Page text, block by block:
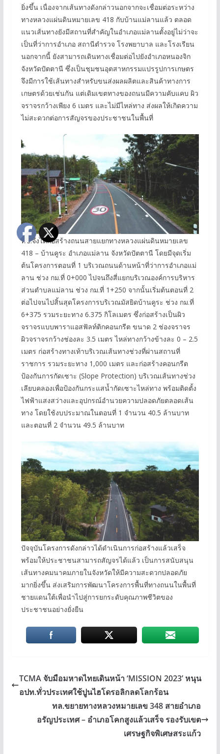
ยิ่งขึ้น เนื่องจากเส้นทางดังกล่าวนอกจากจะเชื่อมต่อระหว่าง
ทางหลวงแผ่นดินหมายเลข 418 กับบ้านแม่ลานแล้ว ตลอด
แนวเส้นทางยังมีสถานที่สำคัญในอำเภอแม่ลานตั้งอยู่ไม่ว่าจะ
เป็นที่ว่าการอำเภอ สถานีตำรวจ โรงพยาบาล และโรงเรียน
นอกจากนี้ ยังสามารถเดินทางเชื่อมต่อไปยังอำเภอหนองจิก
จังหวัดปัตตานี ซึ่งเป็นชุมชนอุตสาหกรรมแปรรูปการเกษตร
จึงมีการใช้เส้นทางสำหรับขนส่งผลผลิตและสินค้าทางการ
เกษตรด้วยเช่นกัน แต่เดิมเขตทางของถนนมีความคับแคบ ผิว
จราจรกว้างเพียง 6 เมตร และไม่มีไหล่ทาง ส่งผลให้เกิดความ
ไม่สะดวกต่อการสัญจรของประชาชนในพื้นที่
ทช.จึงได้ก่อสร้างถนนสายแยกทางหลวงแผ่นดินหมายเลข
418 – บ้านคูระ อำเภอแม่ลาน จังหวัดปัตตานี โดยมีจุดเริ่ม
ต้นโครงการตอนที่ 1 บริเวณถนนด้านหน้าที่ว่าการอำเภอแม่
ลาน ช่วง กม.ที่ 0+000 ไปจนถึงสี่แยกบริเวณองค์การบริหาร
ส่วนตำบลแม่ลาน ช่วง กม.ที่ 1+250 จากนั้นเริ่มต้นตอนที่ 2
ต่อไปจนไปสิ้นสุดโครงการบริเวณมัสยิดบ้านคูระ ช่วง กม.ที่
6+375 รวมระยะทาง 6.375 กิโลเมตร ซึ่งก่อสร้างเป็นผิว
จราจรแบบพาราแอสฟัลท์ติกคอนกรีต ขนาด 2 ช่องจราจร
ผิวจราจรกว้างช่องละ 3.5 เมตร ไหล่ทางกว้างข้างละ 0 – 2.5
เมตร ก่อสร้างทางเท้าบริเวณเส้นทางช่วงที่ผ่านสถานที่
ราชการ รวมระยะทาง 1,000 เมตร และก่อสร้างคอนกรีต
ป้องกันการกัดเซาะ (Slope Protection) บริเวณเส้นทางช่วง
เลียบคลองเพื่อป้องกันกระแสน้ำกัดเซาะไหล่ทาง พร้อมติดตั้ง
ไฟฟ้าแสงสว่างและอุปกรณ์อำนวยความปลอดภัยตลอดเส้น
ทาง โดยใช้งบประมาณในตอนที่ 1 จำนวน 40.5 ล้านบาท
และตอนที่ 2 จำนวน 49.5 ล้านบาท
ปัจจุบันโครงการดังกล่าวได้ดำเนินการก่อสร้างแล้วเสร็จ
พร้อมให้ประชาชนสามารถสัญจรได้แล้ว เป็นการสนับสนุน
เส้นทางคมนาคมภายในจังหวัดให้มีความสะดวกปลอดภัย
มากยิ่งขึ้น ส่งเสริมการพัฒนาโครงการพื้นที่ทางถนนในพื้นที่
ชายแดนใต้เพื่อนำไปสู่การยกระดับคุณภาพชีวิตของ
ประชาชนอย่างยั่งยืน
TCMA จับมือมหาดไทยเดินหน้า ‘MISSION 2023’ หนุน
อปท.ทั่วประเทศใช้ปูนไฮโดรอลิกลดโลกร้อน
ทล.ขยายทางหลวงหมายเลข 348 สายอำเภอ
อรัญประเทศ – อำเภอโคกสูงแล้วเสร็จ รองรับเขต
เศรษฐกิจพิเศษสระแก้ว